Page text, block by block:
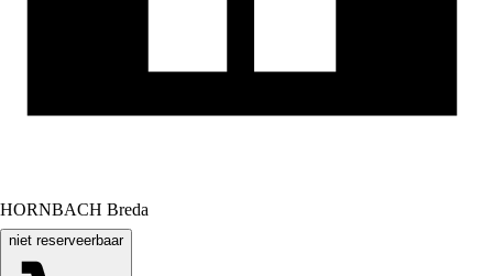
HORNBACH Breda
niet reserveerbaar